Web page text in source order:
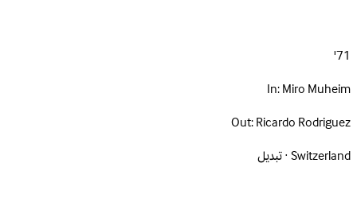
71'
In:Miro Muheim
Out:Ricardo Rodriguez
Switzerland · تبديل